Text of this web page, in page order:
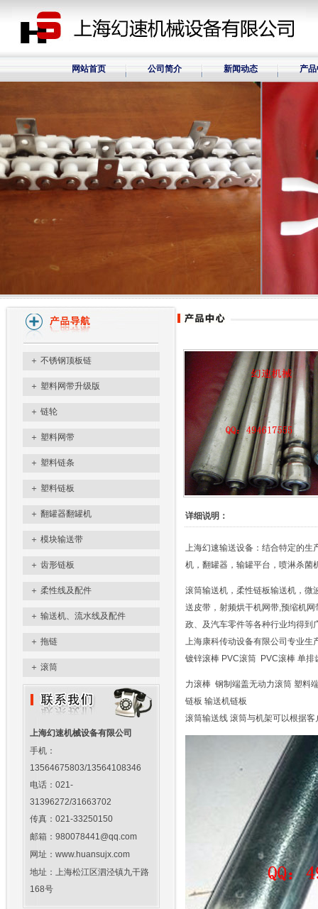
网站首页 公司简介 新闻动态 产
＋ 不锈钢顶板链
＋ 塑料网带升级版
＋ 链轮
＋ 塑料网带
＋ 塑料链条
＋ 塑料链板
＋ 翻罐器翻罐机
＋ 模块输送带
＋ 齿形链板
＋ 柔性线及配件
＋ 输送机、流水线及配件
＋ 拖链
＋ 滚筒
上海幻速机械设备有限公司
手机：
13564675803/13564108346
电话：021-
31396272/31663702
传真：021-33250150
邮箱：980078441@qq.com
网址：www.huansujx.com
地址：上海松江区泗泾镇九干路
168号
详细说明：
上海幻速输送设备：结合特定的生
机，翻罐器，输罐平台，喷淋杀菌
滚筒输送机，柔性链板输送机，微
送皮带，射频烘干机网带,预缩机
政、及汽车零件等各种行业均得到
上海康科传动设备有限公司专业生
镀锌滚棒 PVC滚筒 PVC滚棒 单排
力滚棒 钢制端盖无动力滚筒 塑料
链板 输送机链板
滚筒输送线 滚筒与机架可以根据